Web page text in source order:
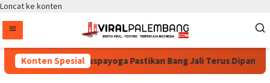
Loncat ke konten
Konten Spesial
Bintang Puspayoga Pastikan Bang Jali Terus